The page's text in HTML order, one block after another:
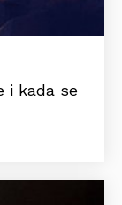
i kada se